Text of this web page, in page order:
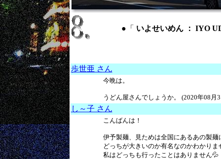
●「 いよせいめん ： IYO
歩世亜 さん
今晩は。
うどん屋さんでしょうか。 (2020年08月
し～子 さん
こんばんは！
伊予製麺、見ためは全国にあるあの製麺
どっちが大きいのか有名なのかわかりま
私はどっちも行ったことはありません💦